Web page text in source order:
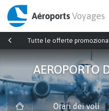
AéroportsVoyages
Tutte le offerte
AEROPORTO
Orari dei voli